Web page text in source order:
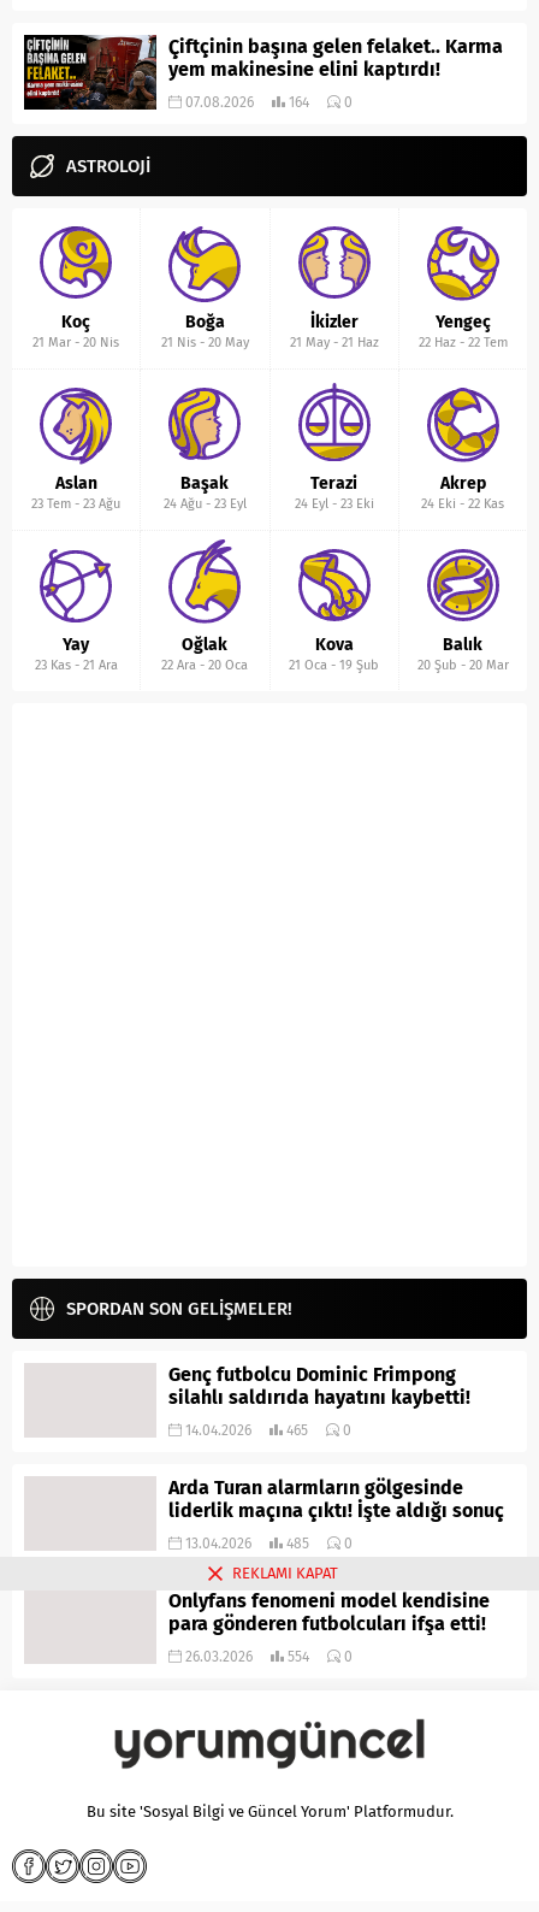
Çiftçinin başına gelen felaket.. Karma
yem makinesine elini kaptırdı!
07.08.2026 164 0
ASTROLOJİ
Koç
21 Mar -20 Nis
Boğa
21 Nis- 20 May
İkizler
21 May- 21 Haz
Yengeç
22 Haz- 22 Tem
Aslan
23 Tem -23 Ağu
Başak
24 Ağu- 23 Eyl
Terazi
24 Eyl- 23 Eki
Akrep
24 Eki -22 Kas
Yay
23 Kas- 21 Ara
Oğlak
22 Ara -20 Oca
Kova
21 Oca -19 Şub
Balık
20 Şub - 20 Mar
SPORDAN SON GELİŞMELER!
Genç futbolcu Dominic Frimpong
silahlı saldırıda hayatını kaybetti!
14.04.2026 465 0
Arda Turan alarmların gölgesinde
liderlik maçına çıktı! İşte aldığı sonuç
13.04.2026 485 0
Onlyfans fenomeni model kendisine
para gönderen futbolcuları ifşa etti!
26.03.2026 554 0
Bu site 'Sosyal Bilgi ve Güncel Yorum' Platformudur.
REKLAMI KAPAT